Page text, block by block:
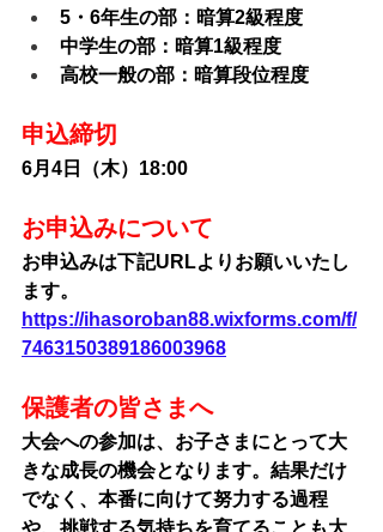
5・6年生の部：暗算2級程度
中学生の部：暗算1級程度
高校一般の部：暗算段位程度
申込締切
6月4日（木）18:00
お申込みについて
お申込みは下記URLよりお願いいたし
ます。
https://ihasoroban88.wixforms.com/f/
7463150389186003968
保護者の皆さまへ
大会への参加は、お子さまにとって大
きな成長の機会となります。結果だけ
でなく、本番に向けて努力する過程
や、挑戦する気持ちを育てることも大